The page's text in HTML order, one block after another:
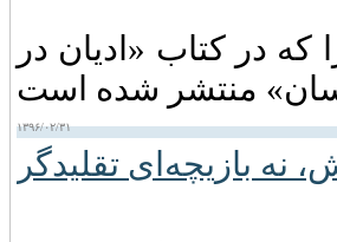
در کتاب «ادیان در
۱۳۹۶/۰۲/۳۱
نه بازیچه‌ای تقلیدگر